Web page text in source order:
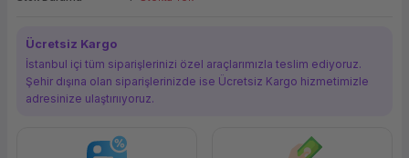
Ücretsiz Kargo
İstanbul içi tüm siparişlerinizi özel araçlarımızla teslim ediyoruz.
Şehir dışına olan siparişlerinizde ise Ücretsiz Kargo hizmetimizle
adresinize ulaştırııyoruz.